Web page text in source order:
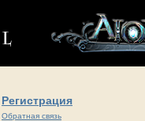
Регистрация
Обратная связь